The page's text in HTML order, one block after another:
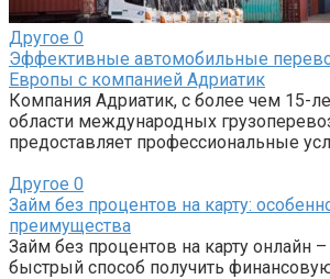
Другое 0
Эффективные автомобильные
Европы с компанией Адриатик
Компания Адриатик, с более чем 15-
области международных
предоставляет профессиональные
Другое 0
Займ без процентов на карту:
преимущества
Займ без процентов на карту онлайн
быстрый способ получить